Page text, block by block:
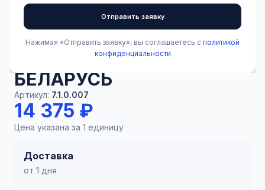
В наличии
Корпус фильтра тонкой
очистки молока 5т,
(патрубки 38мм),
БЕЛАРУСЬ
Артикул: 7.1.0.007
14 375 ₽
Цена указана за 1 единицу
Доставка
от 1 дня
Отправить заявку
Нажимая «Отправить заявку», вы соглашаетесь с политикой
конфиденциальности